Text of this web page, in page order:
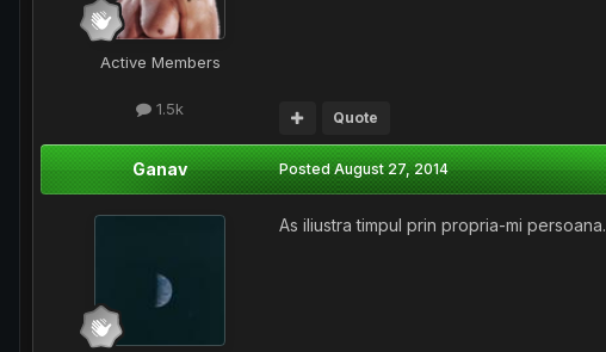
Active Members
1.5k
Quote
Ganav PostedAugust 27, 2014
As iliustra timpul prin propria-mi persoana.